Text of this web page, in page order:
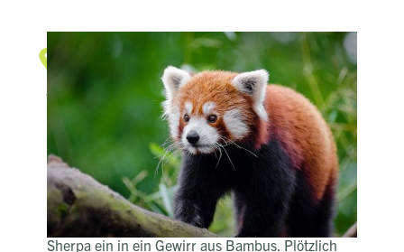
Seltenheiten
Der Red Panda
Immer höher führt mich der Weg aus riesigen,
moosbewachsenen Steinstufen. Zu Beginn
passiere ich walnussbaumgroße Rhododendren,
die hier ganze Wälder bilden und deren Blüten
einen herrlichen Farbklecks in die verschneite
Landschaft zaubern. Dann tauchen ich und mein
Sherpa ein in ein Gewirr aus Bambus. Plötzlich